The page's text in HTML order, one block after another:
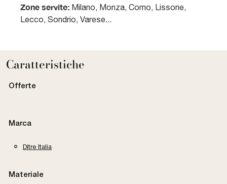
Zone servite: Milano, Monza, Como, Lissone,
Lecco, Sondrio, Varese...
Caratteristiche
Offerte
Marca
Ditre Italia
Materiale